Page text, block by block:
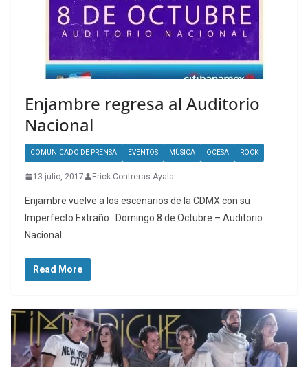
Enjambre regresa al Auditorio
Nacional
COMUNICADO DE PRENSA EVENTOS MÚSICA OCESA ROCK
13 julio, 2017 Erick Contreras Ayala
Enjambre vuelve a los escenarios de la CDMX con su
Imperfecto Extraño Domingo 8 de Octubre – Auditorio
Nacional
Read More